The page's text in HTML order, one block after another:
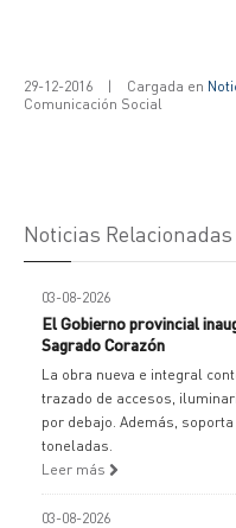
29-12-2016 | Cargada en
Comunicación Social
Noticias Relacionadas
03-08-2026
El Gobierno provincial
Sagrado Corazón
La obra nueva e integral
trazado de accesos,
por debajo. Además,
toneladas.
Leer más
03-08-2026